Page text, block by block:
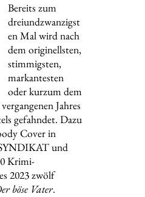
Bereits zum
dreiundzwanzigst
en Mal wird nach
dem originellsten,
stimmigsten,
markantesten
oder kurzum dem
Jahres
gefahndet. Dazu
Cover in
und
Krimi-
2023 zwölf
böse Vater.